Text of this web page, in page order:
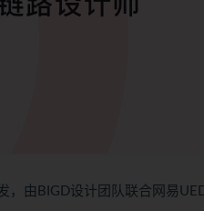
，由BIGD设计团队联合网易